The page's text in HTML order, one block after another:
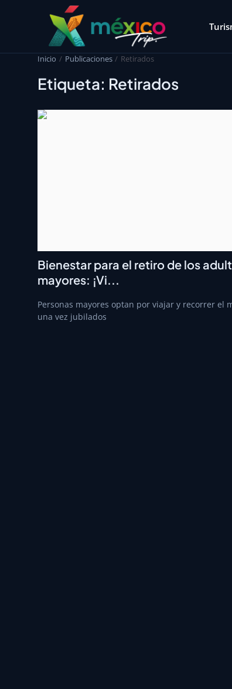
Inicio Publicaciones Retirados
Etiqueta: Retirados
Bienestar para el retiro de los
mayores: ¡Vi...
Personas mayores optan por viajar y recorrer el
una vez jubilados